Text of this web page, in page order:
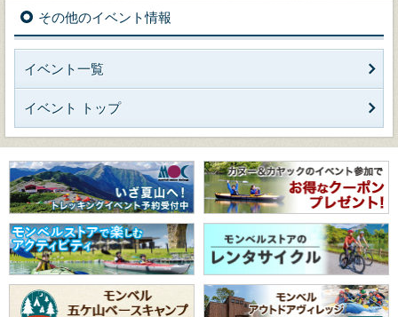
その他のイベント情報
イベント一覧
イベント トップ